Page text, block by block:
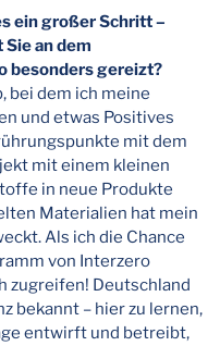
ein großer Schritt –
an dem
besonders gereizt?
bei dem ich meine
und etwas Positives
mit dem
mit einem kleinen
in neue Produkte
Materialien hat mein
Als ich die Chance
von Interzero
zugreifen! Deutschland
bekannt – hier zu lernen,
entwirft und betreibt,